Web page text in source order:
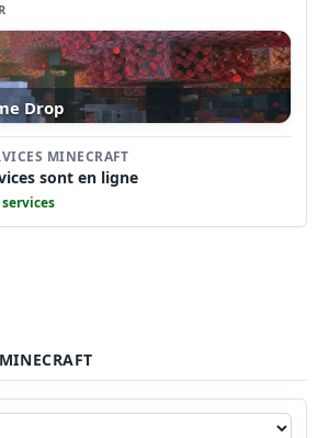
Drop
MINECRAFT
sont en ligne